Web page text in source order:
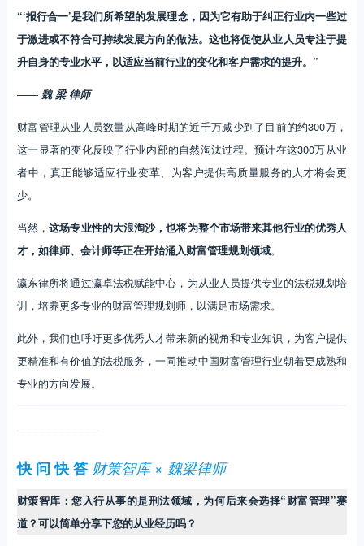
“‘报行合一’是我们所希望的发展理念，因为它有助于纠正行业内一些过
于激进或不符合可持续发展方向的做法。这也将促使从业人员专注于提
升自身的专业水平，以适应当前行业的变化和客户需求的提升。”
—— 魏 梁 律师
财富管理从业人员数量从高峰时期的近千万减少到了目前的约300万，
这一显著的变化反映了行业内部的自然淘汰过程。预计在这300万从业
者中，真正能够适应行业变革、为客户提供高质量服务的人才将会更
少。
当然，这场专业性的大浪淘沙，也将为整个市场带来其他行业的优秀人
才，如律师、会计师等正在开始涌入财富管理规划领域。
瀛东律所将通过瀛卓法税赋能中心，为从业人员提供专业的法税规划培
训，培养更多专业的财富管理规划师，以满足市场需求。
此外，我们也呼吁更多优秀人才带来新的视角和专业知识，为客户提供
更精准和有价值的法税服务，一同推动中国财富管理行业朝着更成熟和
专业的方向发展。
快 问 快 答 财策智库 × 魏梁律师
财策智库：您入行从事的是刑法领域，为何后来会选择“财富管理”赛
道？可以简单分享下您的从业经历吗？